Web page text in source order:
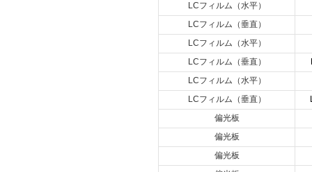
LCフィルム（水平）
LCフィルム（垂直）
LCフィルム（水平）
LCフィルム（垂直）
LCフィルム（水平）
LCフィルム（垂直）
偏光板
偏光板
偏光板